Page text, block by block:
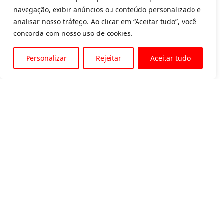
navegação, exibir anúncios ou conteúdo personalizado e
analisar nosso tráfego. Ao clicar em “Aceitar tudo”, você
concorda com nosso uso de cookies.
Personalizar Rejeitar Aceitar tudo